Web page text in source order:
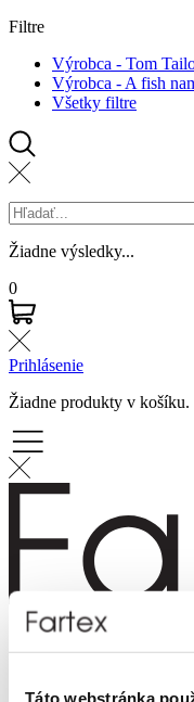
Táto webstránka
Filtre
Výrobca - Tom
Výrobca - A fish
Všetky filtre
Žiadne výsledky...
0
Prihlásenie
Žiadne produkty v košíku.
Značky
Novinky
Pánska móda